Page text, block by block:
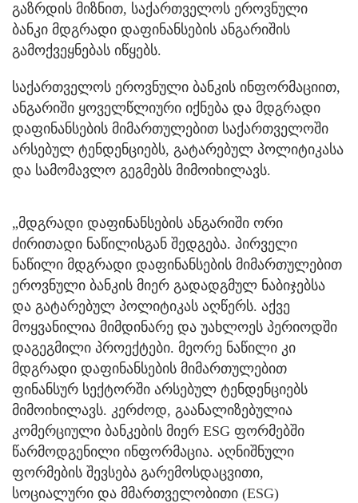
გაზრდის მიზნით, საქართველოს ეროვნული
ბანკი მდგრადი დაფინანსების ანგარიშის
გამოქვეყნებას იწყებს.
საქართველოს ეროვნული ბანკის ინფორმაციით,
ანგარიში ყოველწლიური იქნება და მდგრადი
დაფინანსების მიმართულებით საქართველოში
არსებულ ტენდენციებს, გატარებულ პოლიტიკასა
და სამომავლო გეგმებს მიმოიხილავს.
„მდგრადი დაფინანსების ანგარიში ორი
ძირითადი ნაწილისგან შედგება. პირველი
ნაწილი მდგრადი დაფინანსების მიმართულებით
ეროვნული ბანკის მიერ გადადგმულ ნაბიჯებსა
და გატარებულ პოლიტიკას აღწერს. აქვე
მოყვანილია მიმდინარე და უახლოეს პერიოდში
დაგეგმილი პროექტები. მეორე ნაწილი კი
მდგრადი დაფინანსების მიმართულებით
ფინანსურ სექტორში არსებულ ტენდენციებს
მიმოიხილავს. კერძოდ, გაანალიზებულია
კომერციული ბანკების მიერ ESG ფორმებში
წარმოდგენილი ინფორმაცია. აღნიშნული
ფორმების შევსება გარემოსდაცვითი,
სოციალური და მმართველობითი (ESG)